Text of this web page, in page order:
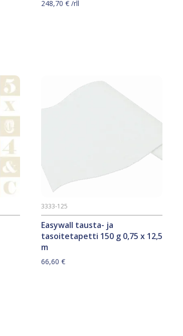
248,70 €/rll
Easywall tausta- ja
tasoitetapetti 150 g 0,75 x 12,5
m
3333-125
66,60 €